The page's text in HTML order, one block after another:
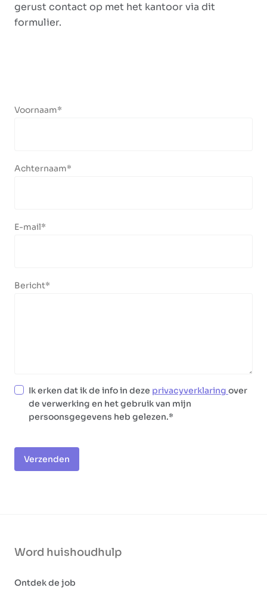
gerust contact op met het kantoor via dit
formulier.
Voornaam
Achternaam
E-mail
Bericht
Ik erken dat ik de info in deze privacyverklaring over
de verwerking en het gebruik van mijn
persoonsgegevens heb gelezen.
Verzenden
Word huishoudhulp
Ontdek de job